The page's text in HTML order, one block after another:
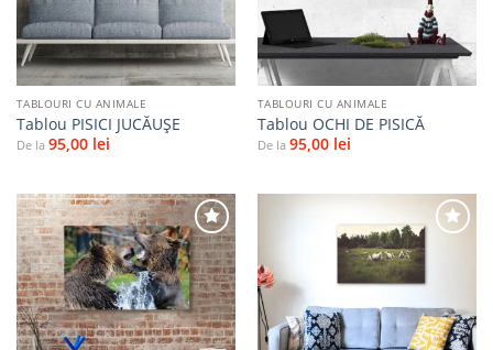
TABLOURI CU ANIMALE
Tablou PISICI JUCĂUŞE
De la 95,00 lei
TABLOURI CU ANIMALE
Tablou OCHI DE PISICĂ
De la 95,00 lei
Adaugă
la
favorite
Adaugă
favorite